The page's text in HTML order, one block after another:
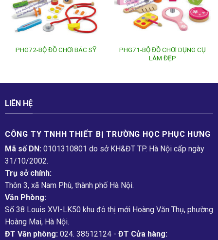
PHG72-BỘ ĐỒ CHƠI BÁC SỸ
PHG71-BỘ ĐỒ CHƠI DỤNG CỤ
LÀM ĐẸP
LIÊN HỆ
CÔNG TY TNHH THIẾT BỊ TRƯỜNG HỌC PHỤC H­ƯNG
Mã số DN: 0101310801 do sở KH&ĐT TP. Hà Nội cấp ngày
31/10/2002.
Trụ sở chính:
Thôn 3, xã Nam Phù, thành phố Hà Nội.
Văn Phòng:
Số 38 Louis XVI-LK50 khu đô thị mới Hoàng Văn Thụ, phường
Hoàng Mai, Hà Nội.
ĐT Văn phòng:024. 38512124 - ĐT Cửa hàng: